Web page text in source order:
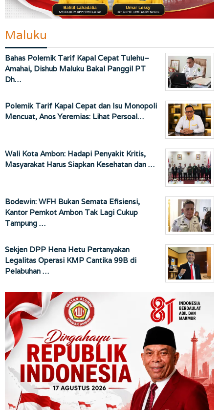
Maluku
Bahas Polemik Tarif Kapal Cepat Tulehu–
Amahai, Dishub Maluku Bakal Panggil PT
Dh…
Polemik Tarif Kapal Cepat dan Isu Monopoli
Mencuat, Anos Yeremias: Lihat Persoal…
Wali Kota Ambon: Hadapi Penyakit Kritis,
Masyarakat Harus Siapkan Kesehatan dan …
Bodewin: WFH Bukan Semata Efisiensi,
Kantor Pemkot Ambon Tak Lagi Cukup
Tampung …
Sekjen DPP Hena Hetu Pertanyakan
Legalitas Operasi KMP Cantika 99B di
Pelabuhan …